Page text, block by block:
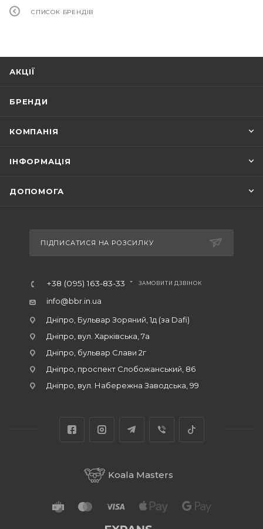
СПИСОК БРЕНДІВ
АКЦІЇ
БРЕНДИ
КОМПАНІЯ
ІНФОРМАЦІЯ
ДОПОМОГА
ПІДПИСАТИСЯ НА РОЗСИЛКУ
+38 (095) 163-83-33 ЗАМОВИТИ ДЗВІНОК
info@bbr.in.ua
Дніпро, Бульвар Зоряний, 1д (за Dafi)
Дніпро, вул. Харківська, 7а
Дніпро, бульвар Слави 2г
Дніпро, проспект Слобожанський, 86
Дніпро, вул. Набережна Заводська, 99
Koala Masters